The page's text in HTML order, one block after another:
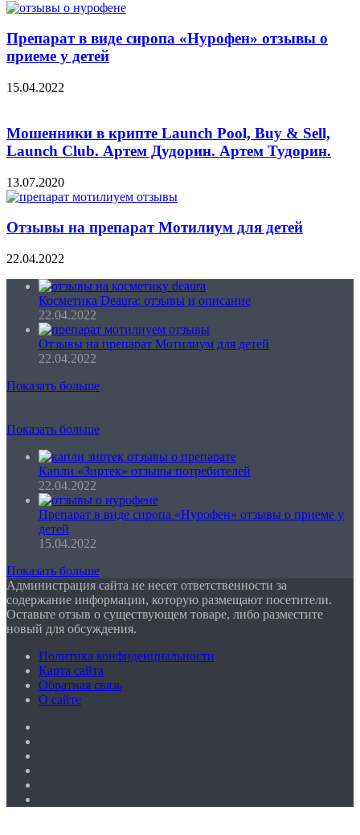
Препарат в виде сиропа «Нурофен» отзывы о
приеме у детей
15.04.2022
Мошенники в крипте Launch Pool, Buy & Sell,
Launch Club. Артем Дудорин. Артем Тудорин.
13.07.2020
Отзывы на препарат Мотилиум для детей
22.04.2022
Косметика Deaura: отзывы и описание
22.04.2022
Отзывы на препарат Мотилиум для детей
22.04.2022
Показать больше
Показать больше
Капли «Зиртек» отзывы потребителей
22.04.2022
Препарат в виде сиропа «Нурофен» отзывы о приеме у
детей
15.04.2022
Показать больше
Администрация сайта не несет ответственности за
содержание информации, которую размещают посетители.
Оставьте отзыв о существующем товаре, либо разместите
новый для обсуждения.
Политика конфиденциальности
Карта сайта
Обратная связь
О сайте